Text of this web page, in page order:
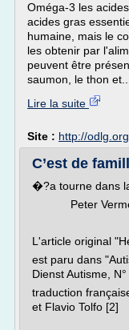
Oméga-3 les
acides gras
humaine, mais le
les obtenir par
peuvent être
saumon, le thon et...
Lire la suite
Site : http://odlg.org
C’est de
�?a tourne dans
Peter
L'article original
est paru dans
Dienst Autisme,
traduction
et Flavio Tolfo [2]